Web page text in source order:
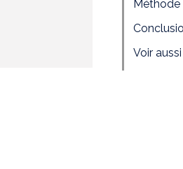
Méthode
Voir aussi